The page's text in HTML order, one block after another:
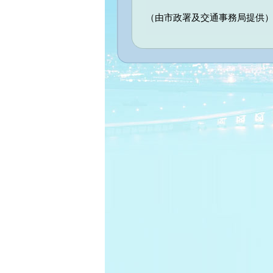
（由市政署及交通事務局提供）